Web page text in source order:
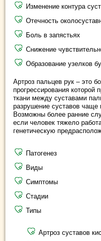
Изменение контура
Отечность
Боль в запястьях
Снижение
Образование узелков
Артроз пальцев рук – это
прогрессирования которой
ткани между суставами
разрушение суставов чаще
Возможны более ранние
если человек тяжело
генетическую
Патогенез
Виды
Симптомы
Стадии
Типы
Артроз суставов